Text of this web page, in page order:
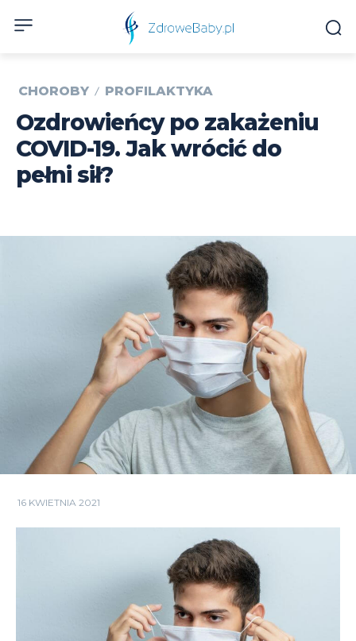
CHOROBY PROFILAKTYKA
Ozdrowieńcy po zakażeniu
COVID-19. Jak wrócić do
pełni sił?
16 KWIETNIA 2021